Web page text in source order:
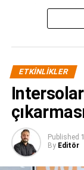
organizasyonu
ve kapsayıcı bir
noktası olma
ETKINLIKLER
Published
By Editör